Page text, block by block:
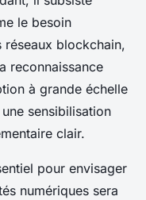
le besoin
réseaux blockchain,
reconnaissance
à grande échelle
sensibilisation
clair.
pour envisager
numériques sera